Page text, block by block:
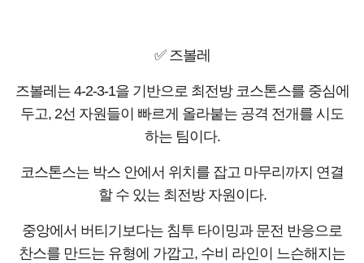
✅ 즈볼레
즈볼레는 4-2-3-1을 기반으로 최전방 코스톤스를 중심에
두고, 2선 자원들이 빠르게 올라붙는 공격 전개를 시도
하는 팀이다.
코스톤스는 박스 안에서 위치를 잡고 마무리까지 연결
할 수 있는 최전방 자원이다.
중앙에서 버티기보다는 침투 타이밍과 문전 반응으로
찬스를 만드는 유형에 가깝고, 수비 라인이 느슨해지는